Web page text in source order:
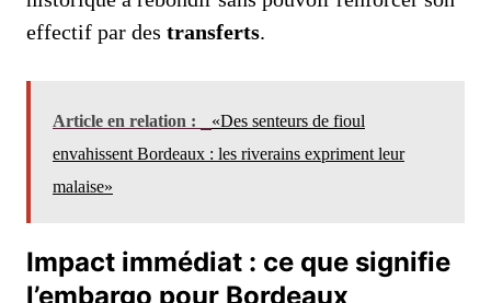
effectif par des transferts.
Article en relation :
«Des senteurs de fioul
envahissent Bordeaux : les riverains expriment leur
malaise»
Impact immédiat : ce que signifie
l’embargo pour Bordeaux